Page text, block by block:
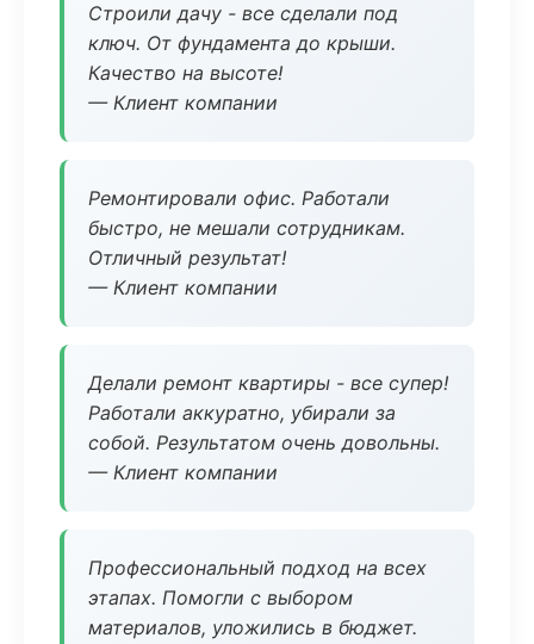
Строили дачу - все сделали под
ключ. От фундамента до крыши.
Качество на высоте!
— Клиент компании
Ремонтировали офис. Работали
быстро, не мешали сотрудникам.
Отличный результат!
— Клиент компании
Делали ремонт квартиры - все супер!
Работали аккуратно, убирали за
собой. Результатом очень довольны.
— Клиент компании
Профессиональный подход на всех
этапах. Помогли с выбором
материалов, уложились в бюджет.